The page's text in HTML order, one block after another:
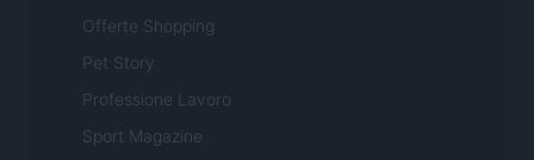
Offerte Shopping
Pet Story
Professione Lavoro
Sport Magazine